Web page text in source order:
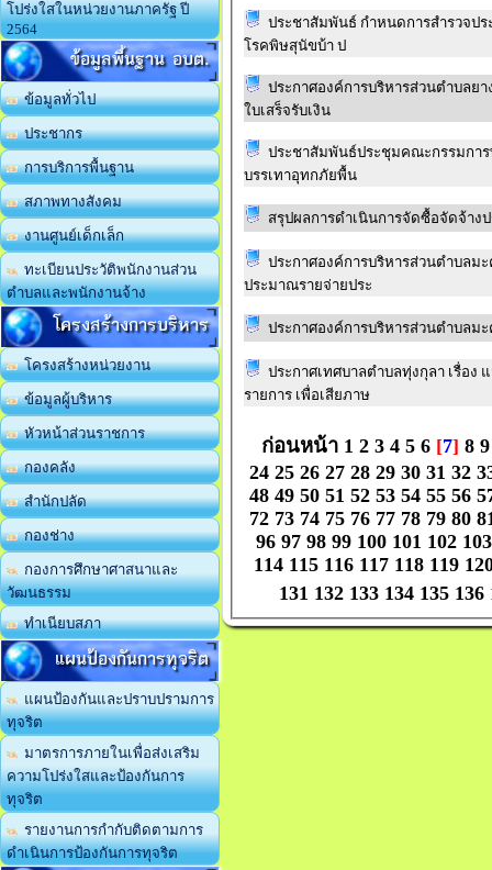
โปร่งใสในหน่วยงานภาครัฐ ปี
2564
ข้อมูลพื้นฐาน อบต.
ข้อมูลทั่วไป
ประชากร
การบริการพื้นฐาน
สภาพทางสังคม
งานศูนย์เด็กเล็ก
ทะเบียนประวัติพนักงานส่วน
ตำบลและพนักงานจ้าง
โครงสร้างการบริหาร
โครงสร้างหน่วยงาน
ข้อมูลผู้บริหาร
หัวหน้าส่วนราชการ
กองคลัง
สำนักปลัด
กองช่าง
กองการศึกษาศาสนาและ
วัฒนธรรม
ทำเนียบสภา
แผนป้องกันการทุจริต
แผนป้องกันและปราบปรามการ
ทุจริต
มาตรการภายในเพื่อส่งเสริม
ความโปร่งใสและป้องกันการ
ทุจริต
รายงานการกำกับติดตามการ
ดำเนินการป้องกันการทุจริต
ประชาสัมพันธ์ กำหนดการสำรวจป
โรคพิษสุนัขบ้า ป
ประกาศองค์การบริหารส่วนตำบลยา
ใบเสร็จรับเงิน
ประชาสัมพันธ์ประชุมคณะกรรมการ
บรรเทาอุทกภัยพื้น
สรุปผลการดำเนินการจัดซื้อจัดจ้าง
ประกาศองค์การบริหารส่วนตำบลมะค่า เรื่อง รายงานแสดงผลการดำเนินงาน
ประมาณรายจ่ายประ
ประกาศเทศบาลตำบลทุ่งกุลา เรื่อง
รายการ เพื่อเสียภาษ
ก่อนหน้า 1 2 3 4 5 6 [7] 8 9
24 25 26 27 28 29 30 31 32
48 49 50 51 52 53 54 55 56
72 73 74 75 76 77 78 79 80
96 97 98 99 100 101 102 103
114 115 116 117 118 119
131 132 133 134 135 136